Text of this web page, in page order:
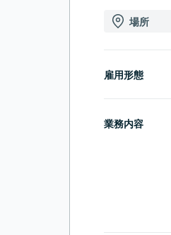
場所
雇用形態
業務内容